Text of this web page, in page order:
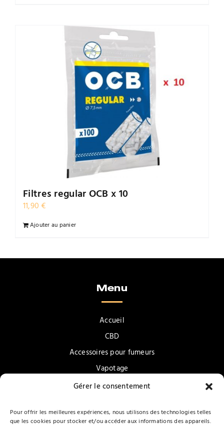
Gérer le consentement
Pour offrir les meilleures expériences, nous utilisons des technologies telles
que les cookies pour stocker et/ou accéder aux informations des appareils.
Filtres regular OCB x 10
11,90€
Ajouter au panier
Menu
Accueil
CBD
Accessoires pour fumeurs
Vapotage
Confiseries & Gourmandises
Contact